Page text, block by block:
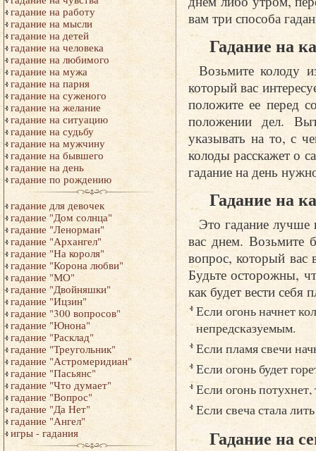
гадание на работу
гадание на мысли
гадание на детей
гадание на человека
гадание на любимого
гадание на мужа
гадание на парня
гадание на суженого
гадание на желание
гадание на ситуацию
гадание на судьбу
гадание на мужчину
гадание на бывшего
гадание на день
гадание по рождению
гадание для девочек
гадание "Дом солнца"
гадание "Ленорман"
гадание "Архангел"
гадание "На короля"
гадание "Корона любви"
гадание "МО"
гадание "Двойняшки"
гадание "Ицзин"
гадание "300 вопросов"
гадание "Юнона"
гадание "Расклад"
гадание "Треугольник"
гадание "Астромеридиан"
гадание "Пасьянс"
гадание "Что думает"
гадание "Вопрос"
гадание "Да Нет"
гадание "Ангел"
игры - гадания
вам три способа
Гадание на
Возьмите колоду
который вас
положите ее перед
положении дел.
указывать на то, с
колоды расскажет о
гадание на день
Гадание на
Это гадание лучше
вас днем. Возьмите
вопрос, который вас
Будьте осторожны,
как будет вести себя
Если огонь начнет
непредсказуемым.
Если пламя свечи
Если огонь будет
Если огонь
Если свеча стала
Гадание на